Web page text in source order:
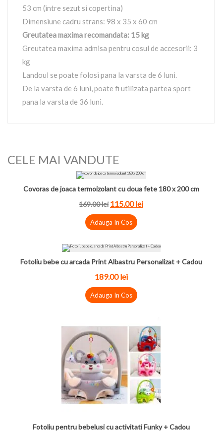
53 cm (intre sezut si copertina)
Dimensiune cadru strans: 98 x 35 x 60 cm
Greutatea maxima recomandata: 15 kg
Greutatea maxima admisa pentru cosul de accesorii: 3
kg
Landoul se poate folosi pana la varsta de 6 luni.
De la varsta de 6 luni, poate fi utilizata partea sport
pana la varsta de 36 luni.
CELE MAI VANDUTE
Covoras de joaca termoizolant cu doua fete 180 x 200 cm
169.00lei 115.00lei
Adauga In Cos
Fotoliu bebe cu arcada Print Albastru Personalizat + Cadou
189.00lei
Adauga In Cos
Fotoliu pentru bebelusi cu activitati Funky + Cadou